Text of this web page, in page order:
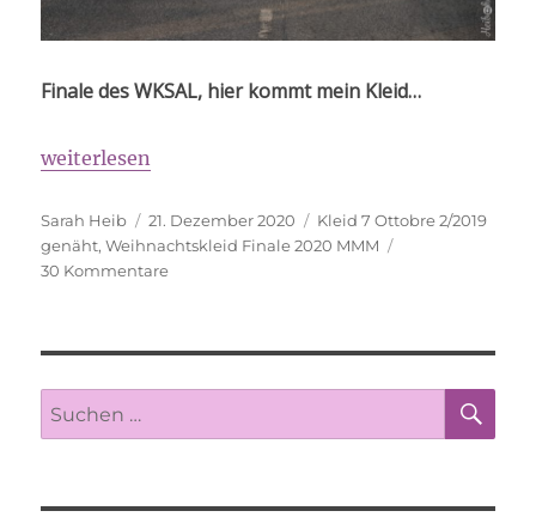
Finale des WKSAL, hier kommt mein Kleid…
„Markt und Straßen stehn verlassen…
weiterlesen
Autor
Sarah Heib
Veröffentlicht
am
21. Dezember 2020 Schlagwörter
Kleid 7 Ottobre 2/2019
genäht,Weihnachtskleid Finale 2020 MMM
30 Kommentarezu
verlassen…
2020
Suche
nach: